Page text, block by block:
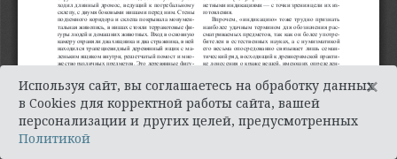
Используя сайт, вы соглашаетесь на обработку данных
в Cookies для корректной работы сайта, вашей
персонализации и других целей, предусмотренных
Политикой
×